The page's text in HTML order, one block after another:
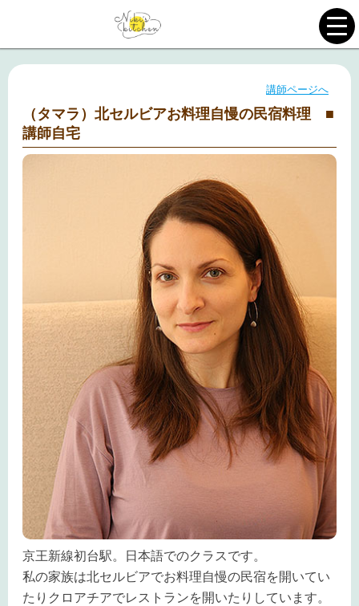
講師ページへ
（タマラ）北セルビアお料理自慢の民宿料理 ■
講師自宅
京王新線初台駅。日本語でのクラスです。
私の家族は北セルビアでお料理自慢の民宿を開いてい
たりクロアチアでレストランを開いたりしています。